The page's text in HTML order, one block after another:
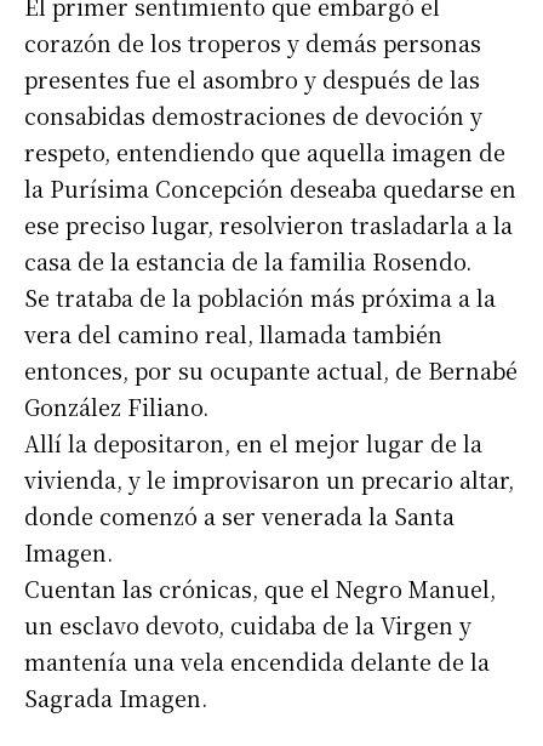
Apellidos
Número de teléfono
El primer sentimiento que embargó el
corazón de los troperos y demás personas
presentes fue el asombro y después de las
consabidas demostraciones de devoción y
respeto, entendiendo que aquella imagen de
la Purísima Concepción deseaba quedarse en
ese preciso lugar, resolvieron trasladarla a la
casa de la estancia de la familia Rosendo.
Se trataba de la población más próxima a la
vera del camino real, llamada también
entonces, por su ocupante actual, de Bernabé
González Filiano.
Allí la depositaron, en el mejor lugar de la
vivienda, y le improvisaron un precario altar,
donde comenzó a ser venerada la Santa
Imagen.
Cuentan las crónicas, que el Negro Manuel,
un esclavo devoto, cuidaba de la Virgen y
mantenía una vela encendida delante de la
Sagrada Imagen.